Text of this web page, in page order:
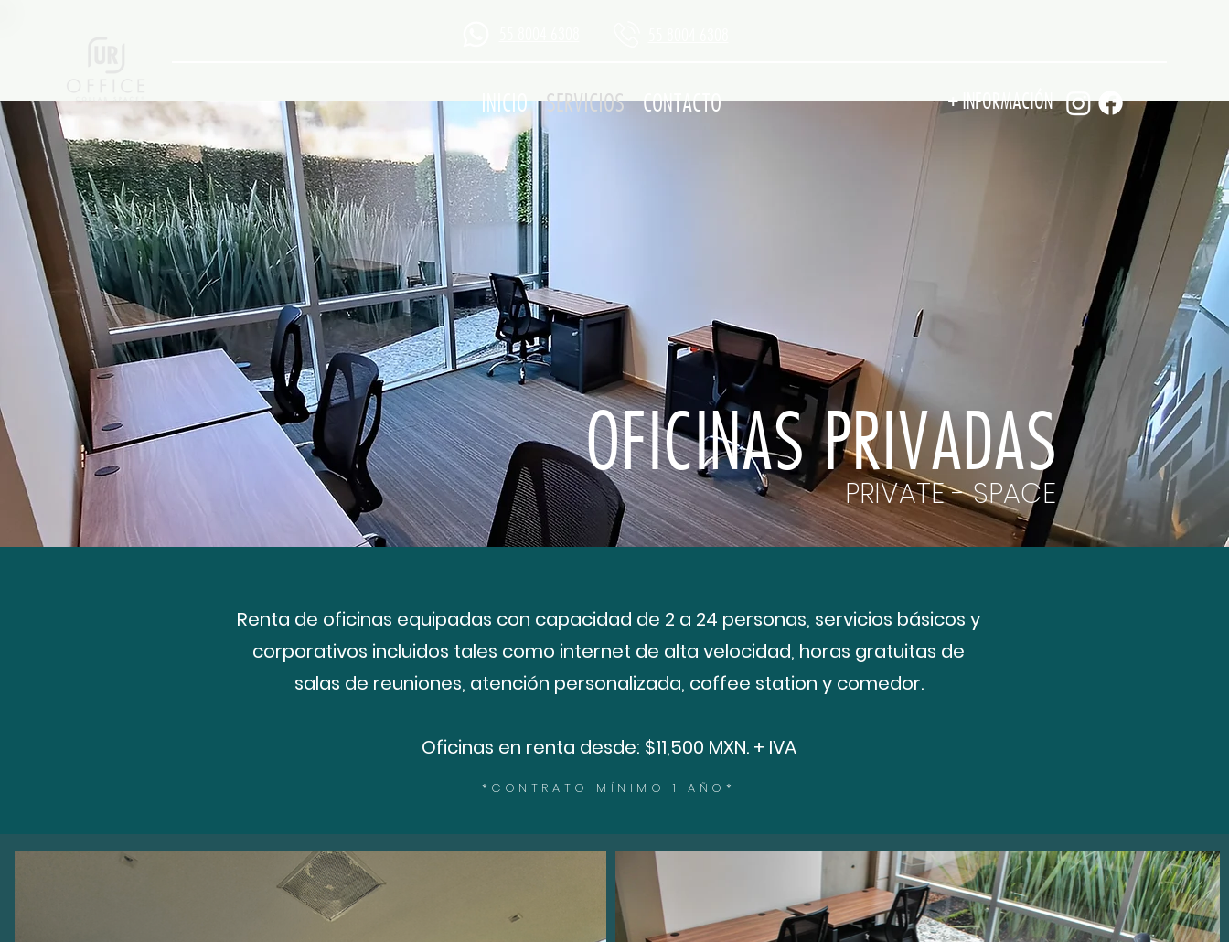
INICIO SERVICIOS CONTACTO +INFORMACIÓN
PRIVATE - SPACE
OFICINAS PRIVADAS
Renta de oficinas equipadas con capacidad de 2 a 24 personas, servicios básicos y
corporativos incluidos tales como internet de alta velocidad, horas gratuitas de
salas de reuniones, atención personalizada, coffee station y comedor.
Oficinas en renta desde: $11,500 MXN. + IVA
*CONTRATO MÍNIMO 1 AÑO*